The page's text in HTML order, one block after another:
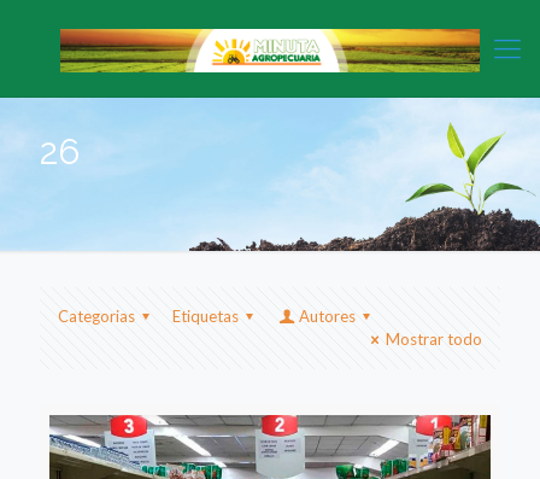
26
Categorias Etiquetas
Autores
Mostrar todo